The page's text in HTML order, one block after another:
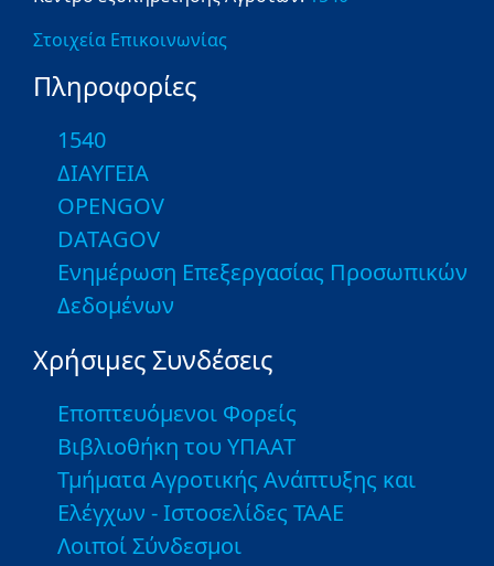
Στοιχεία Επικοινωνίας
Πληροφορίες
1540
ΔΙΑΥΓΕΙΑ
OPENGOV
DATAGOV
Ενημέρωση Επεξεργασίας Προσωπικών
Δεδομένων
Χρήσιμες Συνδέσεις
Εποπτευόμενοι Φορείς
Βιβλιοθήκη του ΥΠΑΑΤ
Τμήματα Αγροτικής Ανάπτυξης και
Ελέγχων - Ιστοσελίδες ΤΑΑΕ
Λοιποί Σύνδεσμοι